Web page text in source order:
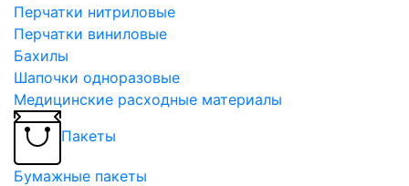
Перчатки нитриловые
Перчатки виниловые
Бахилы
Шапочки одноразовые
Медицинские расходные материалы
Пакеты
Бумажные пакеты